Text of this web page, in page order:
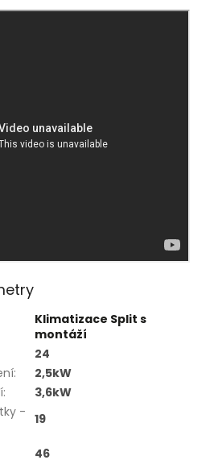
Klimatizace Split s
montáží
24
:
2,5kW
:
3,6kW
- 19
46